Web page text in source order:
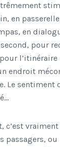
en
en
pour
endroit
Le sentiment
c’est
passagers,